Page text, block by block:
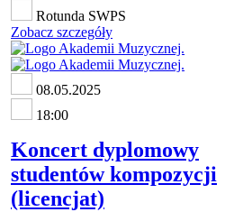
Rotunda SWPS
Zobacz szczegóły
08.05.2025
18:00
Koncert dyplomowy
studentów kompozycji
(licencjat)